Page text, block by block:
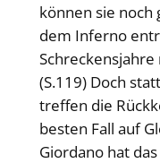
können sie noch
dem Inferno
Schreckensjahre
(S.119) Doch
treffen die
besten Fall auf
Giordano hat